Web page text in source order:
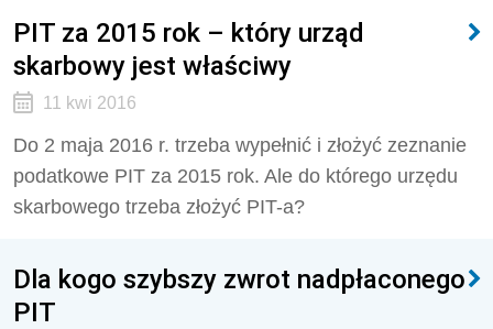
PIT za 2015 rok – który urząd
skarbowy jest właściwy
11 kwi 2016
Do 2 maja 2016 r. trzeba wypełnić i złożyć zeznanie
podatkowe PIT za 2015 rok. Ale do którego urzędu
skarbowego trzeba złożyć PIT-a?
Dla kogo szybszy zwrot nadpłaconego
PIT